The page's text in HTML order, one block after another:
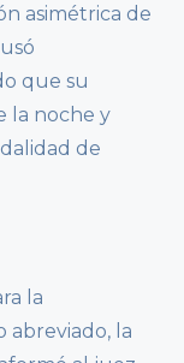
asimétrica de
que su
la noche y
de
la
abreviado, la